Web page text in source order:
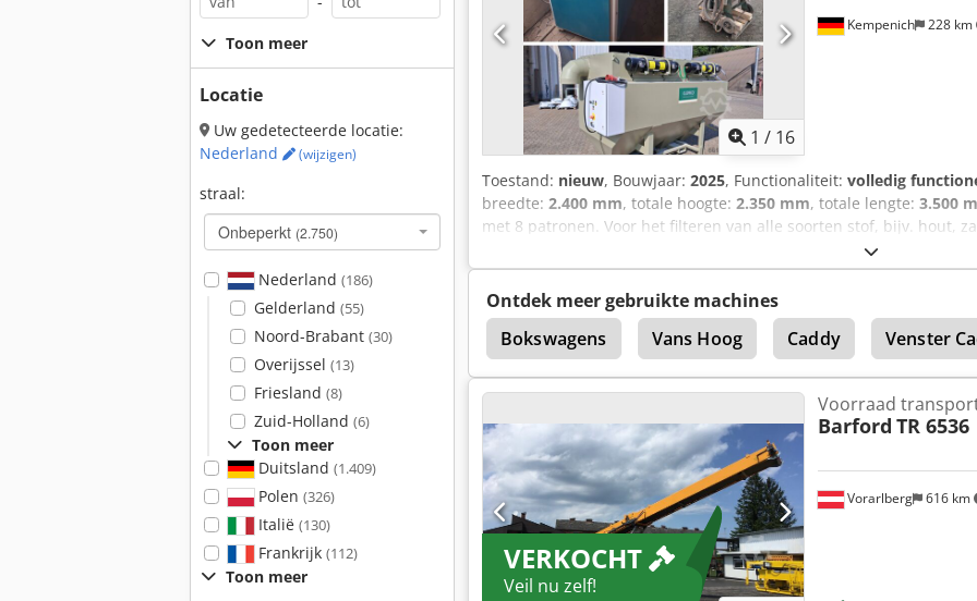
Toon meer
Locatie
Uw gedetecteerde locatie:
Nederland
(wijzigen)
straal:
Onbeperkt (2.750)
Nederland (186)
Gelderland (55)
Noord-Brabant (30)
Overijssel (13)
Friesland (8)
Zuid-Holland (6)
Toon meer
Duitsland (1.409)
Polen (326)
Italië (130)
Frankrijk (112)
Toon meer
1 / 16
Kempenich 228 km
Toestand: nieuw, Bouwjaar: 2025, Functionaliteit: volledig
breedte: 2.400 mm, totale hoogte: 2.350 mm, totale lengte: 3.500
met 8 patronen. Voor het filteren van alle soorten stof, bijv. hout,
6000 m³/u, elektromotor 9 kW, 3x400 Volt, 50Hz, filteroppervlak:
DIN 60335, pneumatische filterreiniging met 10 min. nalooptijd,
Clemco straalcabine (gebruikt) 100 liter. Schroefcompressor Renner
bedrijfsuren. Dodpfx Alex Ai Hpsgsck
Ontdek meer gebruikte machines
Bokswagens
Vans Hoog Caddy Venster
Rvs Rekken
VERKOCHT
Veil nu zelf!
Vorarlberg 616 km
Voorraad
Barford TR 6536